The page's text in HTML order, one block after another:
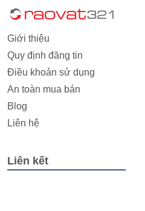
Giới thiệu
Quy định đăng tin
Điều khoản sử dụng
An toàn mua bán
Blog
Liên hệ
Liên kết